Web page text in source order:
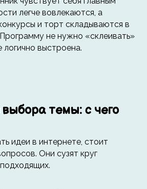
легче вовлекаются, а
и торт складываются в
не нужно «склеивать»
выстроена.
темы: с чего
идеи в интернете, стоит
Они сузят круг